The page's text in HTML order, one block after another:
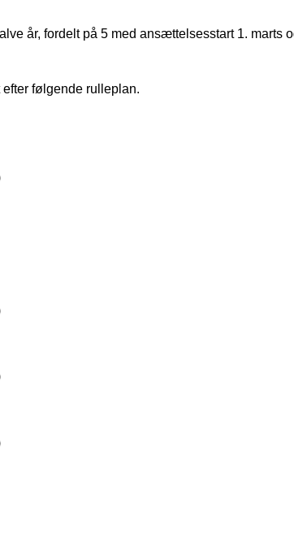
år, fordelt på 5 med ansættelsesstart 1. marts
følgende rulleplan.